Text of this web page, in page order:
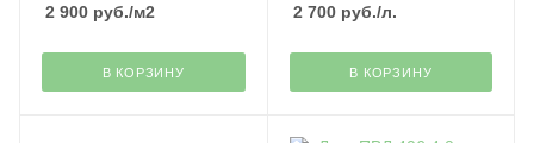
2 900 руб./м2
В КОРЗИНУ
2 700руб./л.
В КОРЗИНУ